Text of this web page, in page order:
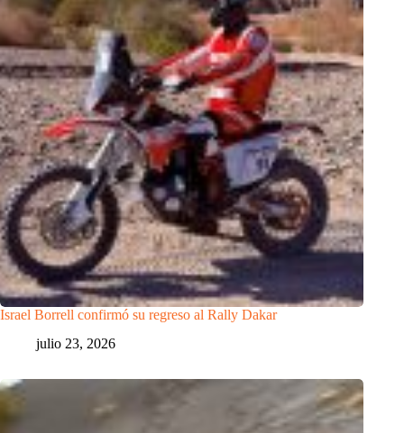
Israel Borrell confirmó su regreso al Rally Dakar
julio 23, 2026